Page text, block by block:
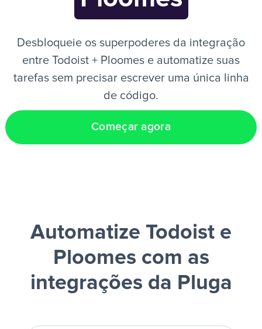
Desbloqueie os superpoderes da integração
entre Todoist + Ploomes e automatize suas
tarefas sem precisar escrever uma única linha
de código.
Começar agora
Automatize Todoist e
Ploomes com as
integrações da Pluga